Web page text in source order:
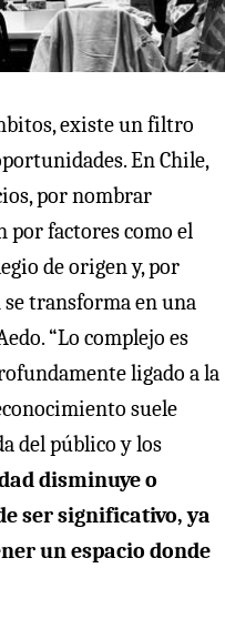
existe un filtro
En Chile,
por nombrar
por factores como el
de origen y, por
se transforma en una
“Lo complejo es
ligado a la
suele
del público y los
disminuye o
ser significativo, ya
un espacio donde